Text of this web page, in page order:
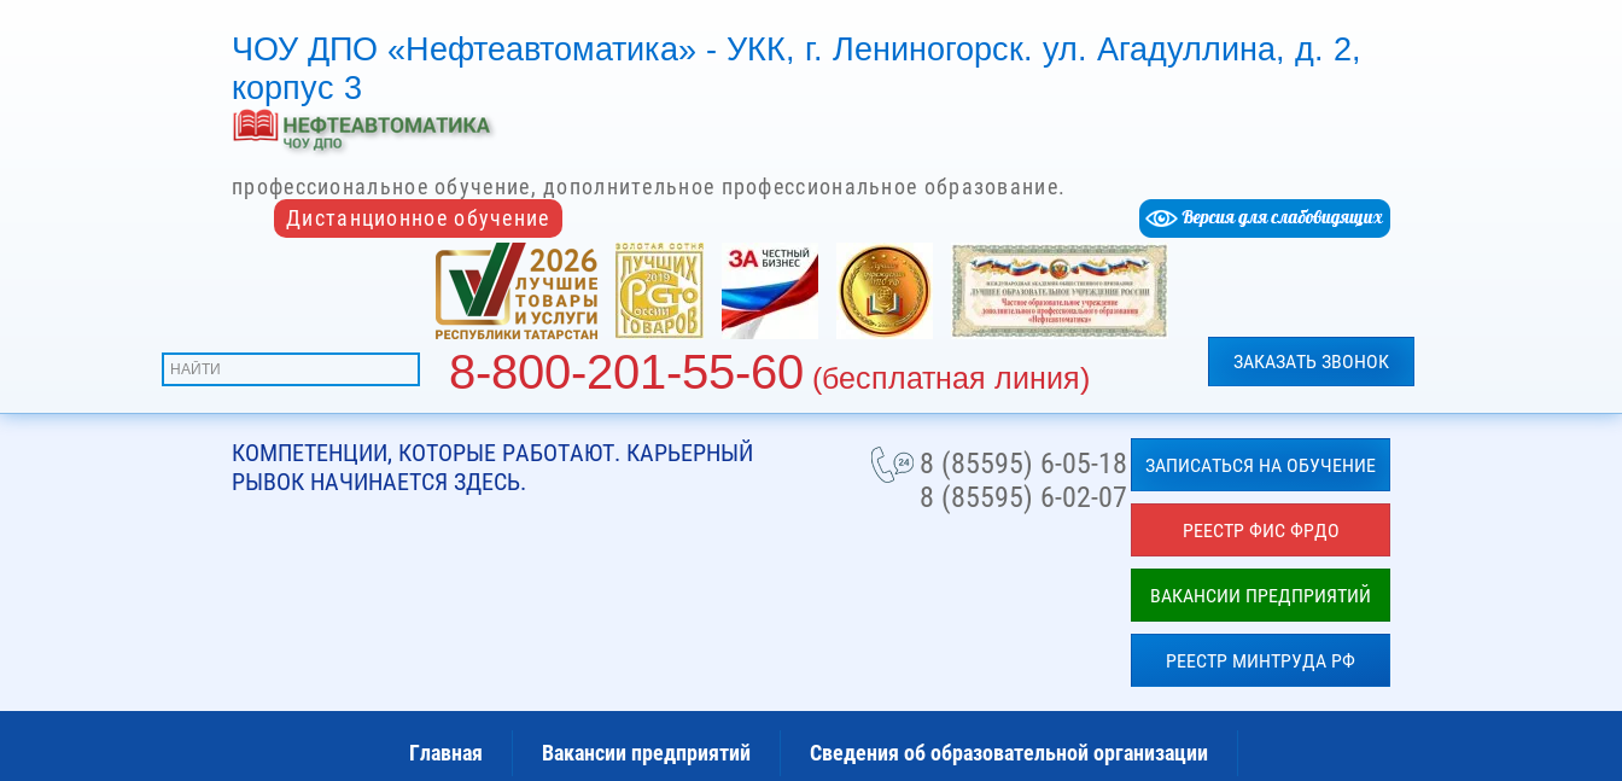
ЧОУ ДПО «Нефтеавтоматика» - УКК, г. Лениногорск. ул. Агадуллина, д. 2,
корпус 3
профессиональное обучение, дополнительное профессиональное образование.
Дистанционное обучение
8-800-201-55-60 (бесплатная линия) ЗАКАЗАТЬ ЗВОНОК
КОМПЕТЕНЦИИ, КОТОРЫЕ РАБОТАЮТ. КАРЬЕРНЫЙ
РЫВОК НАЧИНАЕТСЯ ЗДЕСЬ.
8 (85595) 6-05-18
8 (85595) 6-02-07
ЗАПИСАТЬСЯ НА ОБУЧЕНИЕ
РЕЕСТР ФИС ФРДО
ВАКАНСИИ ПРЕДПРИЯТИЙ
РЕЕСТР МИНТРУДА РФ
Главная Вакансии предприятий Сведения об образовательной организации